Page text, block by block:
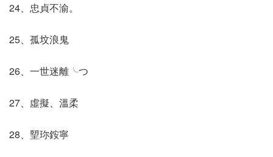
24、忠貞不渝。
25、孤坟浪鬼
26、一世迷離╰つ
27、虛擬、溫柔
28、朢珎銨寧